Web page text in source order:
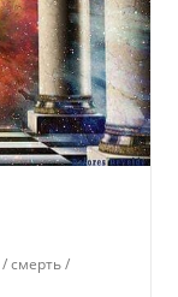
/ смерть /